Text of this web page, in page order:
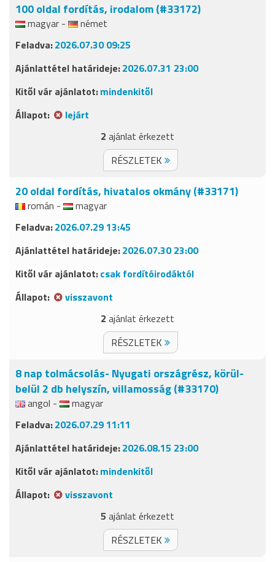
100 oldal fordítás, irodalom (#33172)
magyar -
német
2026.07.30 09:25
2026.07.31 23:00
mindenkitől
lejárt
2 ajánlat érkezett
RÉSZLETEK
20 oldal fordítás, hivatalos okmány (#33171)
román -
magyar
2026.07.29 13:45
2026.07.30 23:00
csak fordítóirodáktól
visszavont
2 ajánlat érkezett
RÉSZLETEK
8 nap tolmácsolás- Nyugati országrész, körül-
belül 2 db helyszín, villamosság (#33170)
angol -
magyar
2026.07.29 11:11
2026.08.15 23:00
mindenkitől
visszavont
5 ajánlat érkezett
RÉSZLETEK